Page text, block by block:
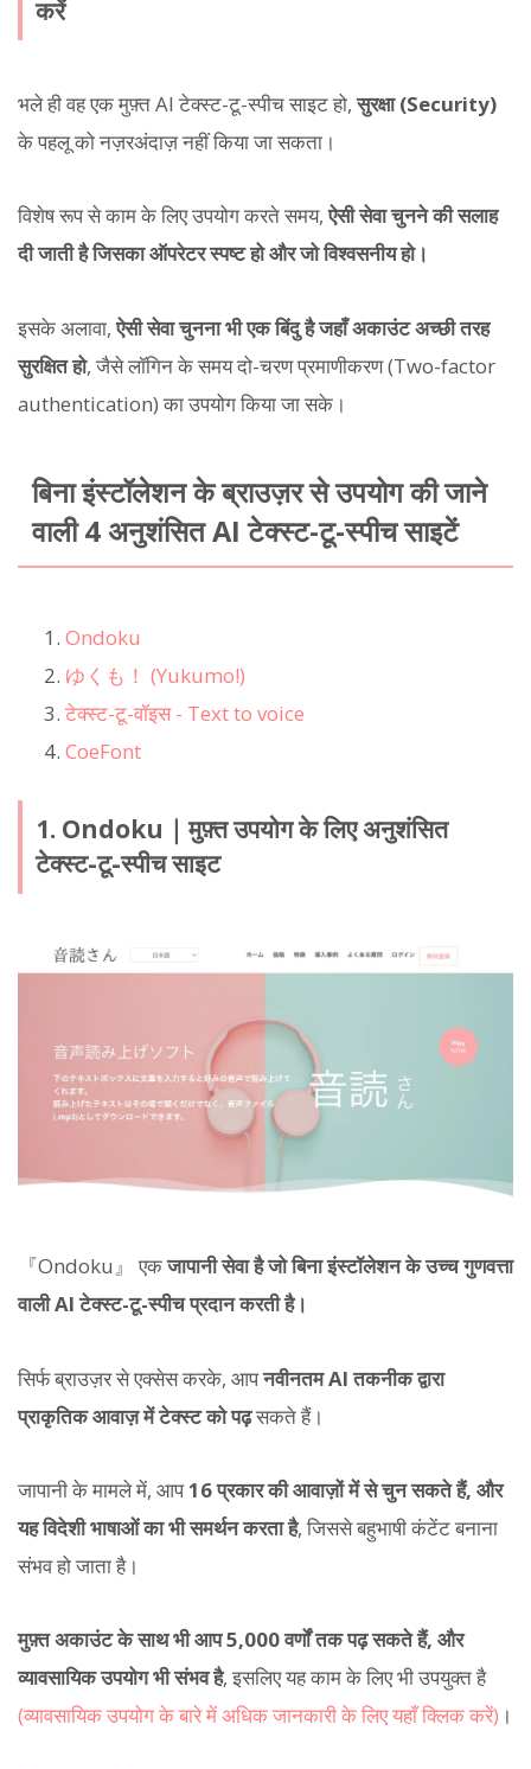
करें
भले ही वह एक मुफ़्त AI टेक्स्ट-टू-स्पीच साइट हो,सुरक्षा (Security)
के पहलू को नज़रअंदाज़ नहीं किया जा सकता।
विशेष रूप से काम के लिए उपयोग करते समय,ऐसी सेवा चुनने की सलाह
दी जाती है जिसका ऑपरेटर स्पष्ट हो और जो विश्वसनीय हो।
इसके अलावा,ऐसी सेवा चुनना भी एक बिंदु है जहाँ अकाउंट अच्छी तरह
सुरक्षित हो, जैसे लॉगिन के समय दो-चरण प्रमाणीकरण (Two-factor
authentication) का उपयोग किया जा सके।
बिना इंस्टॉलेशन के ब्राउज़र से उपयोग की जाने
वाली 4 अनुशंसित AI टेक्स्ट-टू-स्पीच साइटें
Ondoku
ゆくも！ (Yukumo!)
टेक्स्ट-टू-वॉइस - Text to voice
CoeFont
1. Ondoku｜मुफ़्त उपयोग के लिए अनुशंसित
टेक्स्ट-टू-स्पीच साइट
『Ondoku』 एकजापानी सेवा है जो बिना इंस्टॉलेशन के उच्च गुणवत्ता
वाली AI टेक्स्ट-टू-स्पीच प्रदान करती है।
सिर्फ ब्राउज़र से एक्सेस करके, आपनवीनतम AI तकनीक द्वारा
प्राकृतिक आवाज़ में टेक्स्ट को पढ़सकते हैं।
जापानी के मामले में, आप16 प्रकार की आवाज़ों में से चुन सकते हैं, और
यह विदेशी भाषाओं का भी समर्थन करता है, जिससे बहुभाषी कंटेंट बनाना
संभव हो जाता है।
मुफ़्त अकाउंट के साथ भी आप 5,000 वर्णों तक पढ़ सकते हैं, और
व्यावसायिक उपयोग भी संभव है, इसलिए यह काम के लिए भी उपयुक्त है
(व्यावसायिक उपयोग के बारे में अधिक जानकारी के लिए यहाँ क्लिक करें) ।